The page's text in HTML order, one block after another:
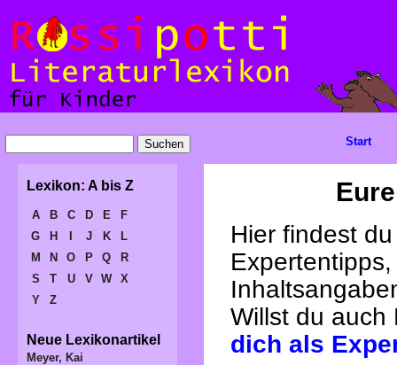
Hier findest
Willst du
dich als
Start
Lexikon: A bis Z
A B C D E
F
G
H J K
L
M
N O P Q
R
S
T U V W
X
Y
Z
Neue Lexikonartikel
Meyer, Kai